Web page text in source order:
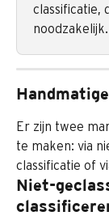
classificatie,
noodzakelijk.
Er zijn twee
te maken: via
classificatie of
Niet-